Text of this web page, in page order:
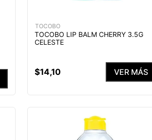
TOCOBO
TOCOBO LIP BALM CHERRY 3.5G
CELESTE
$14,10 VER MÁS